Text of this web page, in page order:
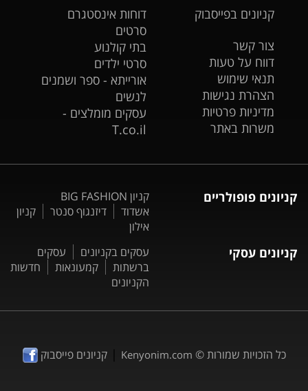
קניונים בפייסבוק
צור קשר
דווח על טעות
תנאי שימוש
הצהרת נגישות
מדיניות פרטיות
משרות באתר
דוחות אינסטגרם
סרטים
בתי קולנוע
סרטי ילדים
אורייתא - ספר ושמנים
לנשים
עסקים מומלצים -
T.co.il
קניונים פופולריים
קניון BIG FASHION
אשדוד
דיזנגוף סנטר
קניון
אילון
קניונים עסקי עסקים בקניונים
עסקים
ברשתות
קמעונאות
חדשות
הקניונים
כל הזכויות שמורות © Kenyonim.com
|קניונים פייסבוק